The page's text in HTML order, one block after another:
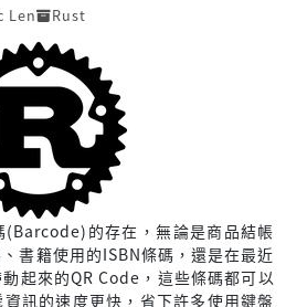
Len Rust
(Barcode)的存在，無論是商品結帳
書籍使用的ISBN條碼，還是在最近
起來的QR Code，這些條碼都可以
訊的速度更快，省下許多使用鍵盤